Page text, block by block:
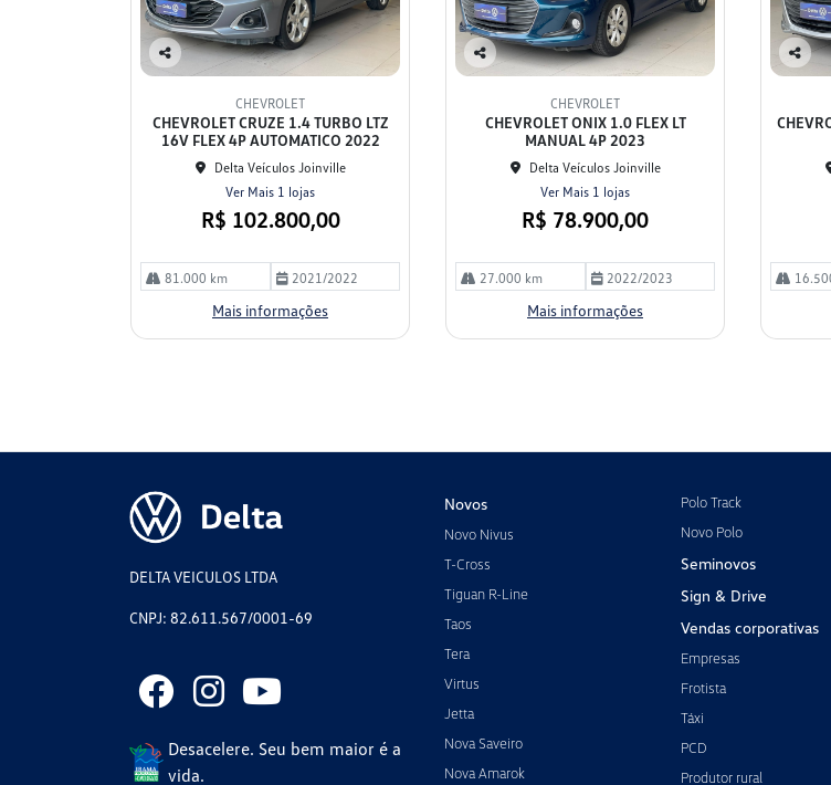
Co
lhe
CHEVROLET
CHEVROLET CRUZE 1.4 TURBO LTZ
16V FLEX 4P AUTOMATICO 2022
Delta Veículos Joinville
Ver Mais 1 lojas
R$ 102.800,00
81.000 km 2021/2022
Mais informações
Co
lhe
CHEVROLET
CHEVROLET ONIX 1.0 FLEX LT
MANUAL 4P 2023
Delta Veículos Joinville
Ver Mais 1 lojas
R$ 78.900,00
27.000 km 2022/2023
Mais informações
Co
lhe
DELTA VEICULOS LTDA
CNPJ: 82.611.567/0001-69
Desacelere. Seu bem maior é a
vida.
Novos
Novo Nivus
T-Cross
Tiguan R-Line
Taos
Tera
Virtus
Jetta
Nova Saveiro
Nova Amarok
Polo Track
Novo Polo
Seminovos
Sign & Drive
Vendas corporativas
Empresas
Frotista
Táxi
PCD
Produtor rural